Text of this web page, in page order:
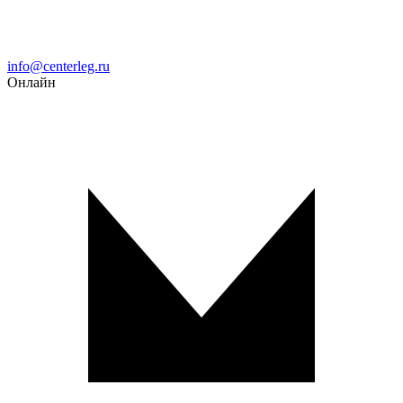
Email
info@centerleg.ru
Онлайн